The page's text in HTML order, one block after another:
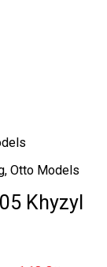
Otto Models
Khyzyl